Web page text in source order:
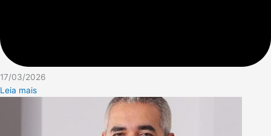
17/03/2026
Leia mais